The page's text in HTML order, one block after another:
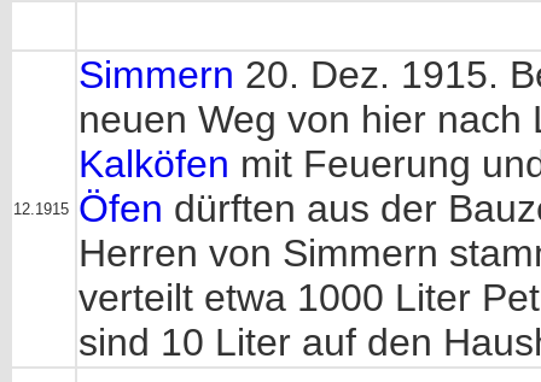
12.1915
Simmern 20. Dez. 1915.
neuen Weg von hier
Kalköfen mit Feuerung
Öfen dürften aus der
Herren von Simmern
verteilt etwa 1000 Liter
sind 10 Liter auf den